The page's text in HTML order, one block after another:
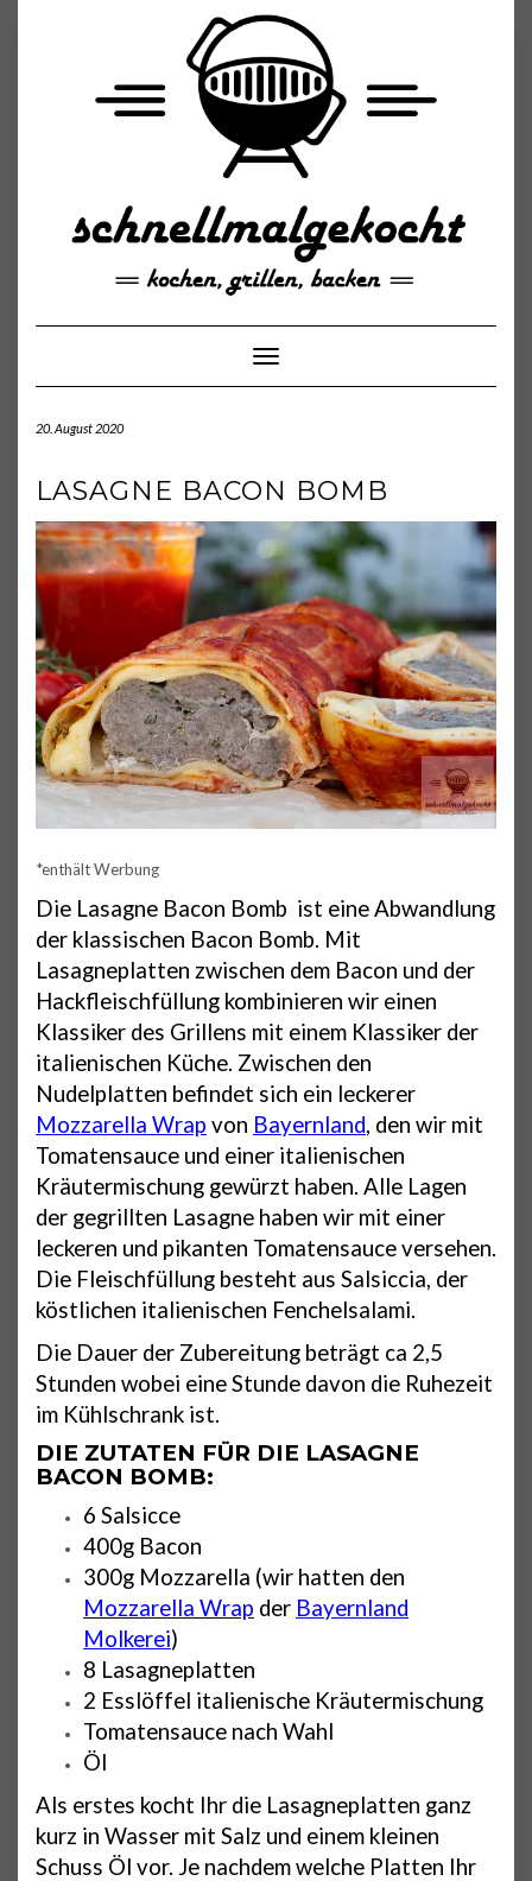
Toggle Navigation
20. August 2020
LASAGNE BACON BOMB
*enthält Werbung
Die Lasagne Bacon Bomb ist eine Abwandlung
der klassischen Bacon Bomb. Mit
Lasagneplatten zwischen dem Bacon und der
Hackfleischfüllung kombinieren wir einen
Klassiker des Grillens mit einem Klassiker der
italienischen Küche. Zwischen den
Nudelplatten befindet sich ein leckerer
Mozzarella Wrap von Bayernland, den wir mit
Tomatensauce und einer italienischen
Kräutermischung gewürzt haben. Alle Lagen
der gegrillten Lasagne haben wir mit einer
leckeren und pikanten Tomatensauce versehen.
Die Fleischfüllung besteht aus Salsiccia, der
köstlichen italienischen Fenchelsalami.
Die Dauer der Zubereitung beträgt ca 2,5
Stunden wobei eine Stunde davon die Ruhezeit
im Kühlschrank ist.
DIE ZUTATEN FÜR DIE LASAGNE
BACON BOMB:
6 Salsicce
400g Bacon
300g Mozzarella (wir hatten den
Mozzarella Wrap der Bayernland
Molkerei)
8 Lasagneplatten
2 Esslöffel italienische Kräutermischung
Tomatensauce nach Wahl
Öl
Als erstes kocht Ihr die Lasagneplatten ganz
kurz in Wasser mit Salz und einem kleinen
Schuss Öl vor. Je nachdem welche Platten Ihr